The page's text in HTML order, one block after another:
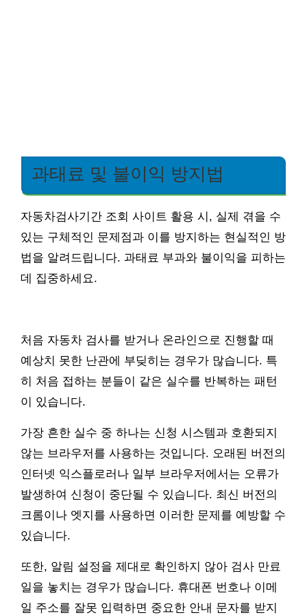
과태료 및 불이익 방지법
자동차검사기간 조회 사이트 활용 시, 실제 겪을 수
있는 구체적인 문제점과 이를 방지하는 현실적인 방
법을 알려드립니다. 과태료 부과와 불이익을 피하는
데 집중하세요.
처음 자동차 검사를 받거나 온라인으로 진행할 때
예상치 못한 난관에 부딪히는 경우가 많습니다. 특
히 처음 접하는 분들이 같은 실수를 반복하는 패턴
이 있습니다.
가장 흔한 실수 중 하나는 신청 시스템과 호환되지
않는 브라우저를 사용하는 것입니다. 오래된 버전의
인터넷 익스플로러나 일부 브라우저에서는 오류가
발생하여 신청이 중단될 수 있습니다. 최신 버전의
크롬이나 엣지를 사용하면 이러한 문제를 예방할 수
있습니다.
또한, 알림 설정을 제대로 확인하지 않아 검사 만료
일을 놓치는 경우가 많습니다. 휴대폰 번호나 이메
일 주소를 잘못 입력하면 중요한 안내 문자를 받지